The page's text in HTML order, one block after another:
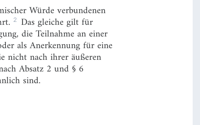
Würde verbundenen
2 Das gleiche gilt für
die Teilnahme an einer
als Anerkennung für eine
nicht nach ihrer äußeren
Absatz 2 und § 6
sind.